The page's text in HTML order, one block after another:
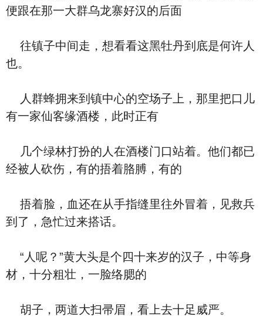
便跟在那一大群乌龙寨好汉的后面
往镇子中间走，想看看这黑牡丹到底是何许人
也。
人群蜂拥来到镇中心的空场子上，那里把口儿
有一家仙客缘酒楼，此时正有
几个绿林打扮的人在酒楼门口站着。他们都已
经被人砍伤，有的捂着胳膊，有的
捂着脸，血还在从手指缝里往外冒着，见救兵
到了，急忙过来搭话。
“人呢？”黄大头是个四十来岁的汉子，中等身
材，十分粗壮，一脸络腮的
胡子，两道大扫帚眉，看上去十足威严。